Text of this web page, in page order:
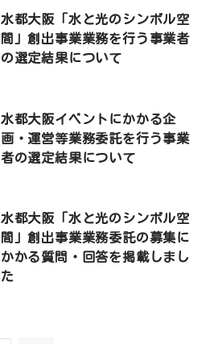
水都大阪「水と光のシンボル空
間」創出事業業務を行う事業者
の選定結果について
水都大阪イベントにかかる企
画・運営等業務委託を行う事業
者の選定結果について
水都大阪「水と光のシンボル空
間」創出事業業務委託の募集に
かかる質問・回答を掲載しまし
た